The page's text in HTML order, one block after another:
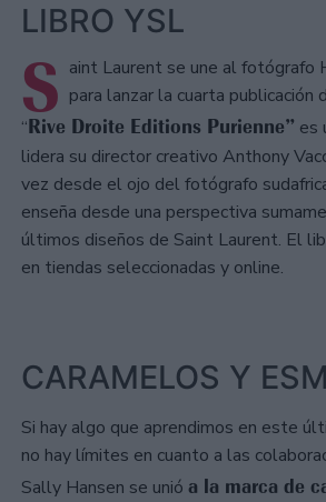
LIBRO YSL
S aint Laurent se une al fotógrafo
para lanzar la cuarta publicación
“Rive Droite Editions Purienne” es
lidera su director creativo Anthony
vez desde el ojo del fotógrafo
enseña desde una perspectiva
últimos diseños de Saint Laurent. El
en tiendas seleccionadas y online.
CARAMELOS Y
Si hay algo que aprendimos en este
no hay límites en cuanto a las
Sally Hansen se unió a la marca de